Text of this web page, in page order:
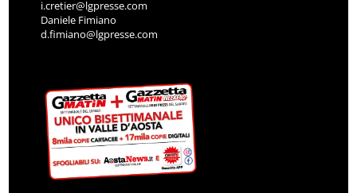
i.cretier@lgpresse.com
Daniele Fimiano
d.fimiano@lgpresse.com